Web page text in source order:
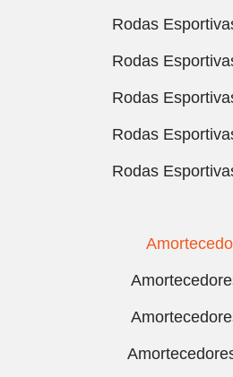
Rodas
Rodas
Rodas
Rodas
Rodas